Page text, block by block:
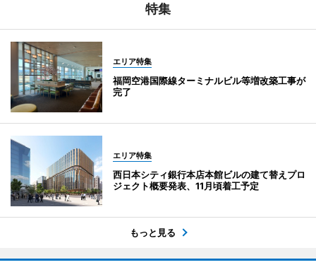
特集
エリア特集
福岡空港国際線ターミナルビル等増改築工事が
完了
エリア特集
西日本シティ銀行本店本館ビルの建て替えプロ
ジェクト概要発表、11月頃着工予定
もっと見る